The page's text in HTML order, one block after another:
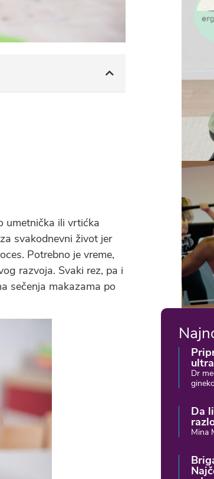
umetnička ili vrtićka
svakodnevni život jer
Potrebno je vreme,
razvoja. Svaki rez, pa i
sečenja makazama po
Dr
Da
Mina